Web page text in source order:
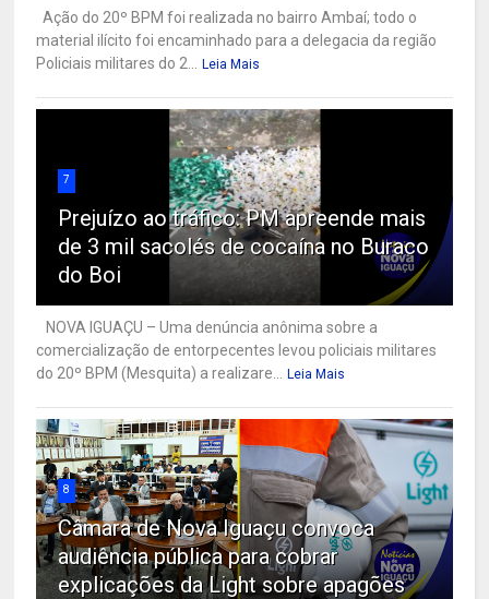
Ação do 20º BPM foi realizada no bairro Ambaí; todo o
material ilícito foi encaminhado para a delegacia da região
Policiais militares do 2...
Leia Mais
7
Prejuízo ao tráfico: PM apreende mais
de 3 mil sacolés de cocaína no Buraco
do Boi
NOVA IGUAÇU – Uma denúncia anônima sobre a
comercialização de entorpecentes levou policiais militares
do 20º BPM (Mesquita) a realizare...
Leia Mais
8
Câmara de Nova Iguaçu convoca
audiência pública para cobrar
explicações da Light sobre apagões